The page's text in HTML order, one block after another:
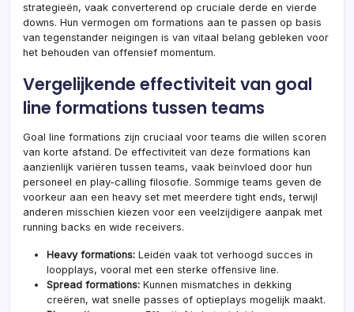
strategieën, vaak converterend op cruciale derde en vierde
downs. Hun vermogen om formations aan te passen op basis
van tegenstander neigingen is van vitaal belang gebleken voor
het behouden van offensief momentum.
Vergelijkende effectiviteit van goal
line formations tussen teams
Goal line formations zijn cruciaal voor teams die willen scoren
van korte afstand. De effectiviteit van deze formations kan
aanzienlijk variëren tussen teams, vaak beïnvloed door hun
personeel en play-calling filosofie. Sommige teams geven de
voorkeur aan een heavy set met meerdere tight ends, terwijl
anderen misschien kiezen voor een veelzijdigere aanpak met
running backs en wide receivers.
Heavy formations: Leiden vaak tot verhoogd succes in
loopplays, vooral met een sterke offensive line.
Spread formations: Kunnen mismatches in dekking
creëren, wat snelle passes of optieplays mogelijk maakt.